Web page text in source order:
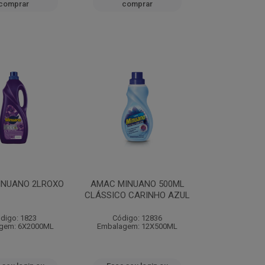
comprar
2LROXO
1823
6X2000ML
AMAC MINUANO 500ML
CLÁSSICO CARINHO AZUL
Código: 12836
Embalagem: 12X500ML